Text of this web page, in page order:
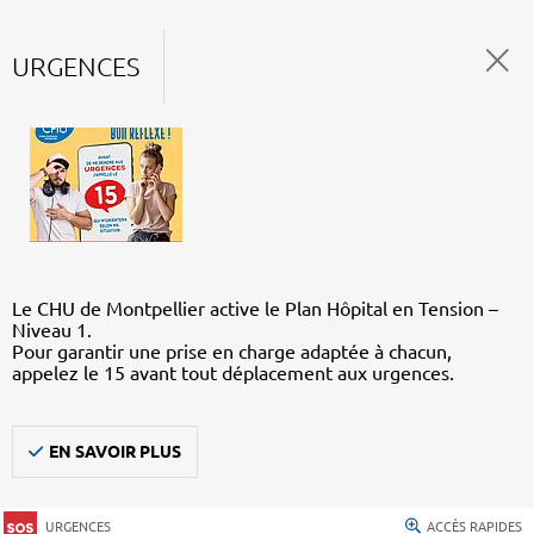
URGENCES
Le CHU de Montpellier active le Plan Hôpital en Tension –
Niveau 1.
Pour garantir une prise en charge adaptée à chacun,
appelez le 15 avant tout déplacement aux urgences.
EN SAVOIR PLUS
URGENCES ACCÈS RAPIDES